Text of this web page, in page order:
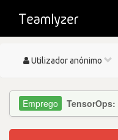
Toggle
Utilizador anónimo
TensorOps: